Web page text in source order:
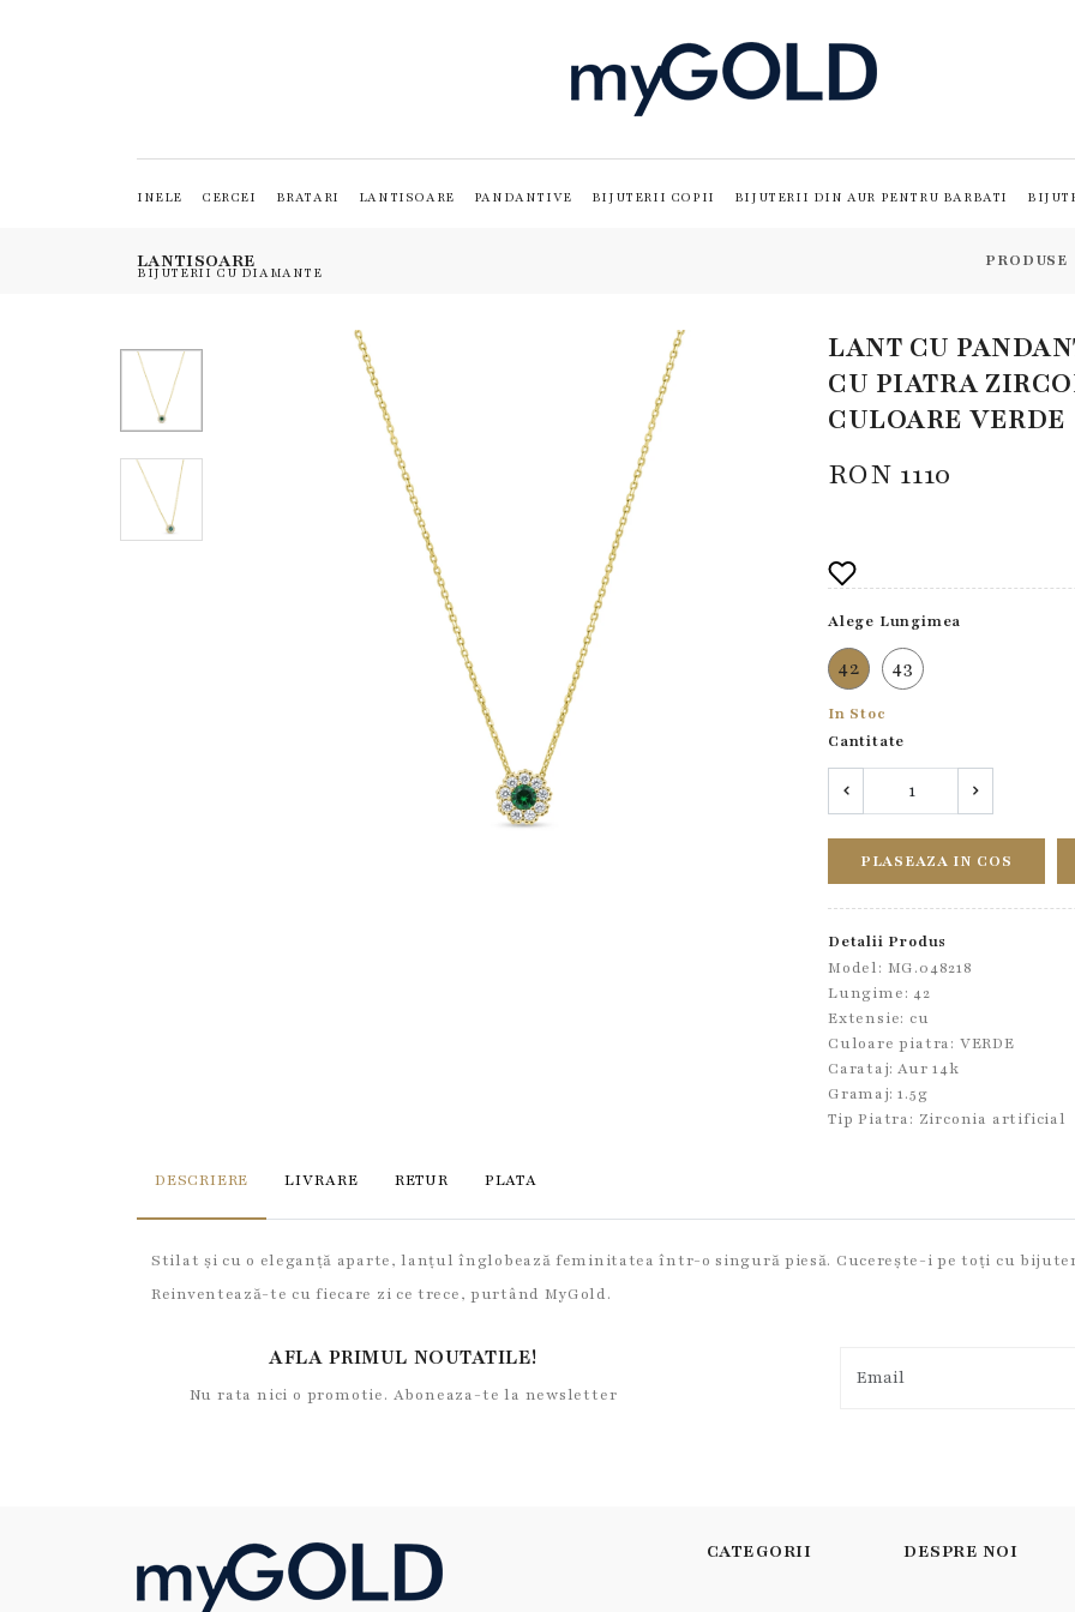
INELE CERCEI BRATARI LANTISOARE PANDANTIVE BIJUTERII COPII BIJUTERII DIN AUR PENTRU BARBATI
BIJUTERII CU DIAMANTE
LANTISOARE PRODUSE
LANT CU
CU PIATRA
CULOARE VERDE
RON 1110
Alege Lungimea
42 43
In Stoc
Cantitate
PLASEAZA IN COS
Detalii Produs
Model: MG.048218
Lungime: 42
Extensie: cu
Culoare piatra: VERDE
Carataj: Aur 14k
Gramaj: 1.5g
Tip Piatra: Zirconia artificial
DESCRIERE LIVRARE RETUR PLATA
Stilat și cu o eleganță aparte, lanțul înglobează feminitatea într-o singură piesă. Cucerește-i pe toți cu
Reinventează-te cu fiecare zi ce trece, purtând MyGold.
AFLA PRIMUL NOUTATILE!
Nu rata nici o promotie. Aboneaza-te la newsletter
CATEGORII DESPRE NOI